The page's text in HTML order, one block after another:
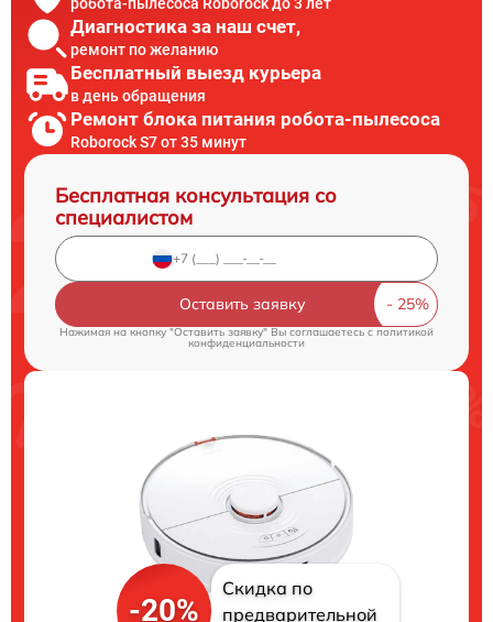
Диагностика за наш счет,
ремонт по желанию
Бесплатный выезд курьера
в день обращения
Ремонт блока питания робота-пылесоса
Roborock S7 от 35 минут
Бесплатная консультация со
специалистом
Оставить заявку
Нажимая на кнопку "Оставить заявку" Вы соглашаетесь cполитикой
конфиденциальности
-20%
Скидка по
предварительной